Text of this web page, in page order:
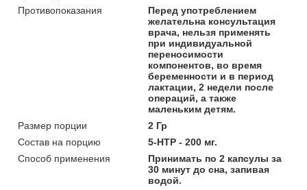
Противопоказания
Перед употреблением
желательна консультация
врача, нельзя применять
при индивидуальной
переносимости
компонентов, во время
беременности и в период
лактации, 2 недели после
операций, а также
маленьким детям.
Размер порции
2 Гр
Состав на порцию
5-HTP - 200 мг.
Способ применения
Принимать по 2 капсулы за
30 минут до сна, запивая
водой.